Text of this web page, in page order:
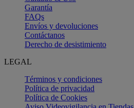
Garantía
FAQs
Envíos y devoluciones
Contáctanos
Derecho de desistimiento
LEGAL
Términos y condiciones
Política de privacidad
Política de Cookies